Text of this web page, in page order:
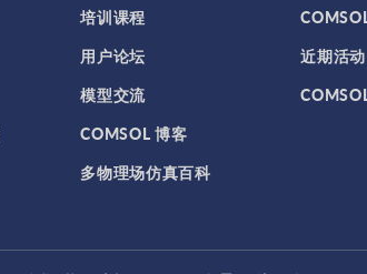
培训课程
用户论坛
模型交流
COMSOL 博客
多物理场仿真百科
近期活动